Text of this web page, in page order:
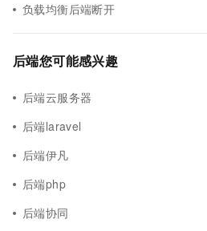
负载均衡后端断开
后端您可能感兴趣
后端云服务器
后端laravel
后端伊凡
后端php
后端协同